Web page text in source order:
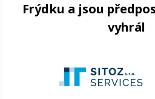
Frýdku a jsou
vyhrál